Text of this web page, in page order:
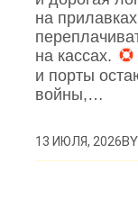
на
на кассах.
и порты
войны,…
13 ИЮЛЯ, 2026